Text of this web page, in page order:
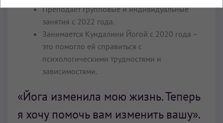
Преподает групповые и индивидуальные
занятия с 2022 года.
Занимается Кундалини Йогой с 2020 года –
это помогло ей справиться с
психологическими трудностями и
зависимостями.
«Йога изменила мою жизнь. Теперь
я хочу помочь вам изменить вашу».